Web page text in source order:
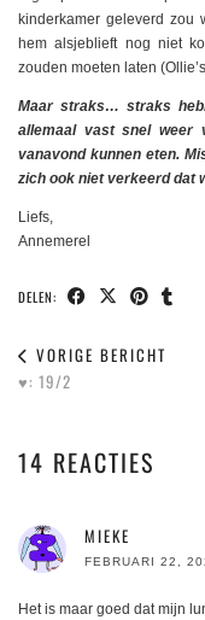
kinderkamer geleverd
hem alsjeblieft nog niet
zouden moeten laten
Maar straks… straks
allemaal vast snel weer
vanavond kunnen eten.
zich ook niet verkeerd dat
Liefs,
Annemerel
DELEN:
VORIGE BERICHT
♥️: 19/2
14 REACTIES
MIEKE
FEBRUARI 22,
Het is maar goed dat mijn